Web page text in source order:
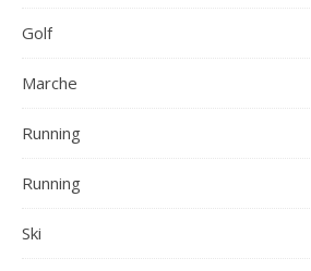
Golf
Marche
Running
Running
Ski